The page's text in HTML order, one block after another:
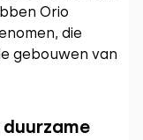
Orio
die
gebouwen van